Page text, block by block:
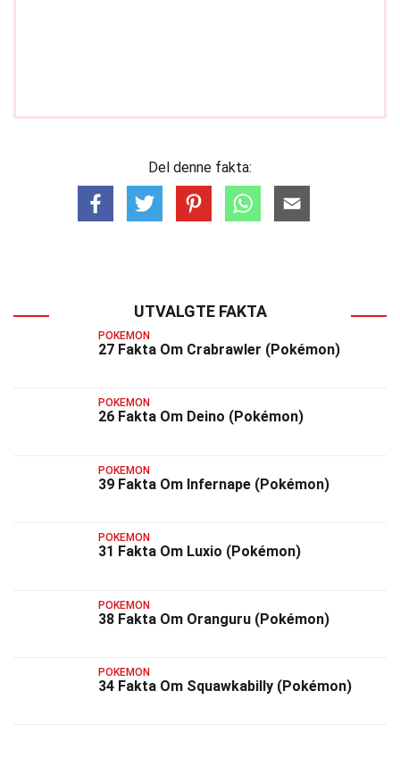
Del denne fakta:
UTVALGTE FAKTA
POKEMON
27 Fakta Om Crabrawler (Pokémon)
POKEMON
26 Fakta Om Deino (Pokémon)
POKEMON
39 Fakta Om Infernape (Pokémon)
POKEMON
31 Fakta Om Luxio (Pokémon)
POKEMON
38 Fakta Om Oranguru (Pokémon)
POKEMON
34 Fakta Om Squawkabilly (Pokémon)